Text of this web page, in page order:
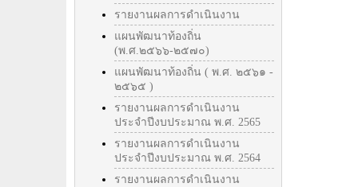
รายงานผลการดำเนินงาน
แผนพัฒนาท้องถิ่น
(พ.ศ.๒๕๖๖-๒๕๗๐)
แผนพัฒนาท้องถิ่น ( พ.ศ. ๒๕๖๑ -
๒๕๖๕ )
รายงานผลการดำเนินงาน
ประจำปีงบประมาณ พ.ศ. 2565
รายงานผลการดำเนินงาน
ประจำปีงบประมาณ พ.ศ. 2564
รายงานผลการดำเนินงาน